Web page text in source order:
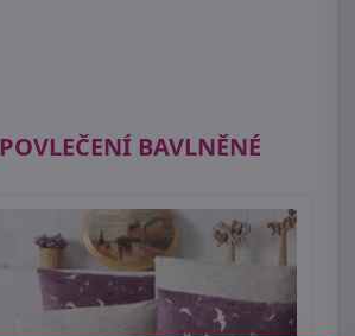
POVLEČENÍ BAVLNĚNÉ